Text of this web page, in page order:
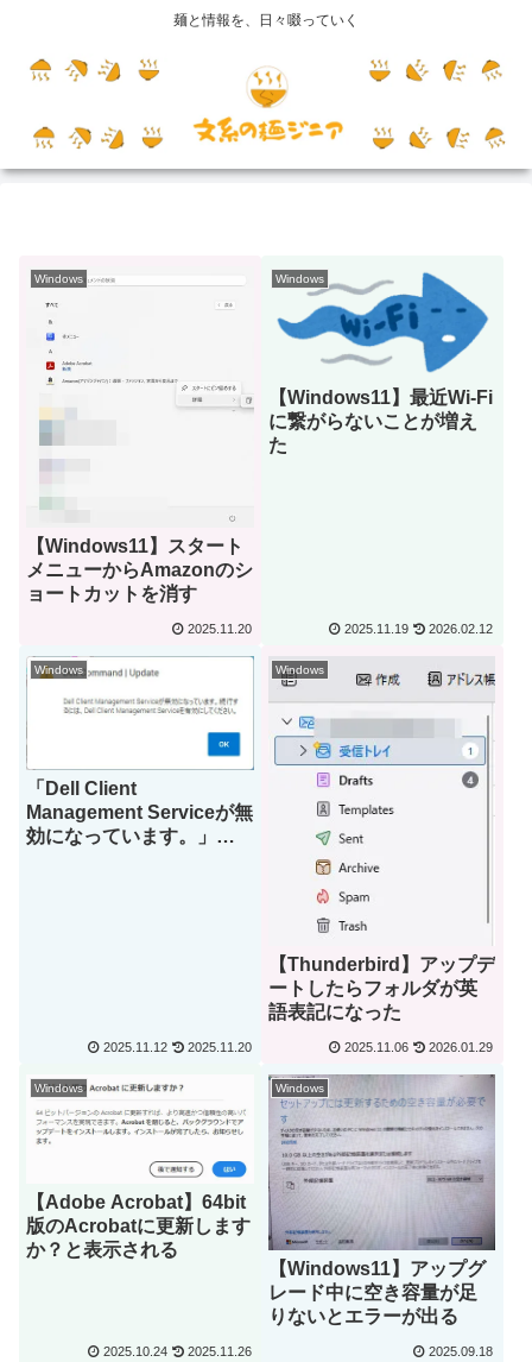
麺と情報を、日々啜っていく
Windows
【Windows11】スタート
メニューからAmazonのシ
ョートカットを消す
2025.11.20
Windows
【Windows11】最近Wi-Fi
に繋がらないことが増え
た
2025.11.19 2026.02.12
Windows
「Dell Client
Management Serviceが無
効になっています。」と
2025.11.12 2025.11.20
Windows
【Thunderbird】アップデ
ートしたらフォルダが英
語表記になった
2025.11.06 2026.01.29
Windows
【Adobe Acrobat】64bit
版のAcrobatに更新します
か？と表示される
2025.10.24 2025.11.26
Windows
【Windows11】アップグ
レード中に空き容量が足
りないとエラーが出る
2025.09.18